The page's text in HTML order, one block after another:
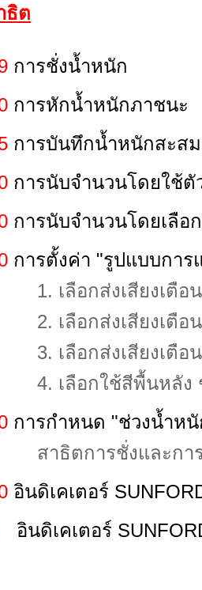
ธิต
การชั่งน้ำหนัก
การหักน้ำหนักภาชนะ
การบันทึกน้ำหนักสะส
การนับจำนวนโดยใช้ตั
การนับจำนวนโดยเลื
การตั้งค่า "รูปแบบการ
เสียงเตือน น้ำหนั
สียงเตือน เมื่ออยู่
เสียงเตือน โดยต้
พื้นหลัง ช่วยบ่งบอ
การกำหนด "ช่วงน้ำห
ชั่งและการแจ้
อินดิเคเตอร์
อินดิเคเตอร์